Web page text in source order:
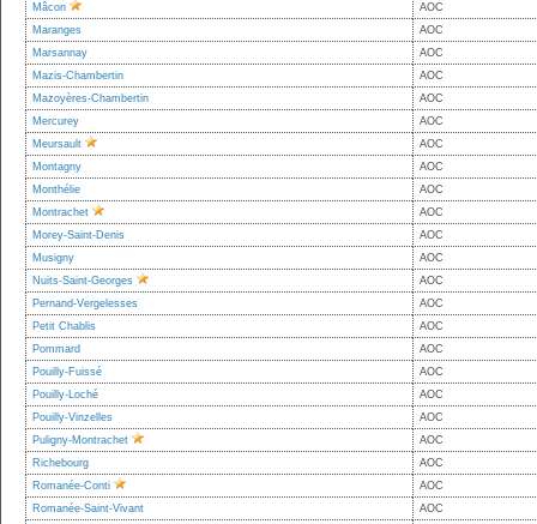
Mâcon
AOC
Maranges
AOC
Marsannay
AOC
Mazis-Chambertin
AOC
Mazoyères-Chambertin
AOC
Mercurey
AOC
Meursault
AOC
Montagny
AOC
Monthélie
AOC
Montrachet
AOC
Morey-Saint-Denis
AOC
Musigny
AOC
Nuits-Saint-Georges
AOC
Pernand-Vergelesses
AOC
Petit Chablis
AOC
Pommard
AOC
Pouilly-Fuissé
AOC
Pouilly-Loché
AOC
Pouilly-Vinzelles
AOC
Puligny-Montrachet
AOC
Richebourg
AOC
Romanée-Conti
AOC
Romanée-Saint-Vivant
AOC